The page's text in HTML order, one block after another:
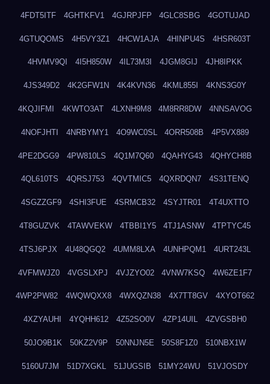
4FDT5ITF 4GHTKFV1 4GJRPJFP 4GLC8SBG 4GOTUJAD
4GTUQOMS 4H5VY3Z1 4HCW1AJA 4HINPU4S 4HSR603T
4HVMV9QI 4I5H850W 4IL73M3I 4JGM8GIJ 4JH8IPKK
4JS349D2 4K2GFW1N 4K4KVN36 4KML855I 4KNS3G0Y
4KQJIFMI 4KWTO3AT 4LXNH9M8 4M8RR8DW 4NNSAVOG
4NOFJHTI 4NRBYMY1 4O9WC0SL 4ORR508B 4P5VX889
4PE2DGG9 4PW810LS 4Q1M7Q60 4QAHYG43 4QHYCH8B
4QL610TS 4QRSJ753 4QVTMIC5 4QXRDQN7 4S31TENQ
4SGZZGF9 4SHI3FUE 4SRMCB32 4SYJTR01 4T4UXTTO
4T8GUZVK 4TAWVEKW 4TBBI1Y5 4TJ1ASNW 4TPTYC45
4TSJ6PJX 4U48QGQ2 4UMM8LXA 4UNHPQM1 4URT243L
4VFMWJZ0 4VGSLXPJ 4VJZYO02 4VNW7KSQ 4W6ZE1F7
4WP2PW82 4WQWQXX8 4WXQZN38 4X7TT8GV 4XYOT662
4XZYAUHI 4YQHH612 4Z52SO0V 4ZP14UIL 4ZVGSBH0
50JO9B1K 50KZ2V9P 50NNJN5E 50S8F1Z0 510NBX1W
5160U7JM 51D7XGKL 51JUGSIB 51MY24WU 51VJOSDY